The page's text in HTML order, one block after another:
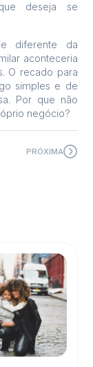
deseja se
diferente da
aconteceria
O recado para
simples e de
Por que não
negócio?
PRÓXIMA